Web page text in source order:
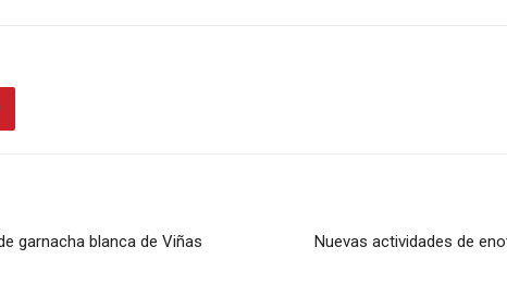
garnacha blanca de Viñas
Nuevas actividades de